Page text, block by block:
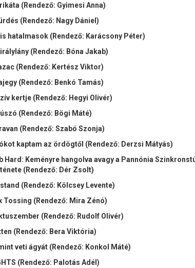
(Rendező: Gyimesi Anna)
(Rendező: Nagy Dániel)
hatalmasok (Rendező: Karácsony Péter)
(Rendező: Bóna Jakab)
(Rendező: Kertész Viktor)
(Rendező: Benkó Tamás)
kertje (Rendező: Hegyi Olivér)
(Rendező: Bögi Máté)
(Rendező: Szabó Szonja)
kaptam az ördögtől (Rendező: Derzsi Mátyás)
Hard: Keményre hangolva avagy a Pannónia
(Rendező: Dér Zsolt)
(Rendező: Kölcsey Levente)
Tossing (Rendező: Mira Zénó)
(Rendező: Rudolf Olivér)
(Rendező: Bera Viktória)
veti ágyát (Rendező: Konkol Máté)
(Rendező: Palotás Adél)